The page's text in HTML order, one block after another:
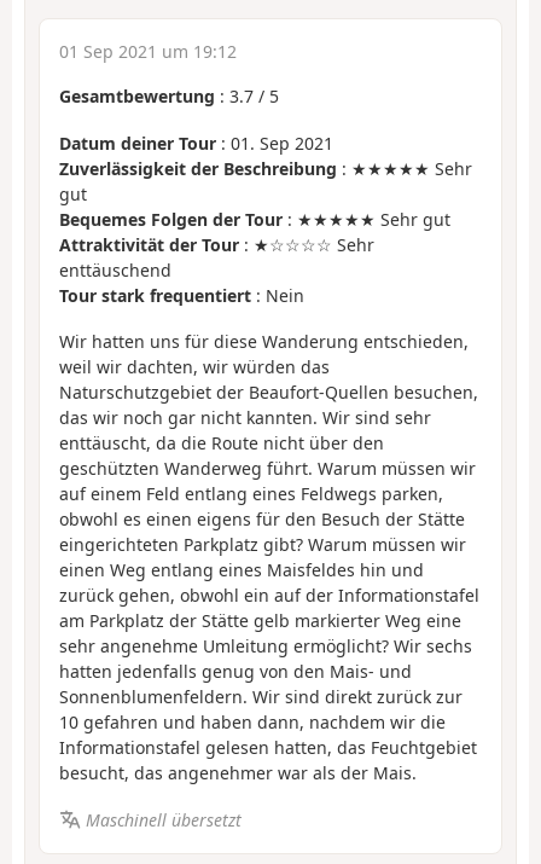
01 Sep 2021 um 19:12
Gesamtbewertung : 3.7 / 5
Datum deiner Tour : 01. Sep 2021
Zuverlässigkeit der Beschreibung : ★★★★★ Sehr
gut
Bequemes Folgen der Tour : ★★★★★ Sehr gut
Attraktivität der Tour : ★☆☆☆☆ Sehr
enttäuschend
Tour stark frequentiert : Nein
Wir hatten uns für diese Wanderung entschieden,
weil wir dachten, wir würden das
Naturschutzgebiet der Beaufort-Quellen besuchen,
das wir noch gar nicht kannten. Wir sind sehr
enttäuscht, da die Route nicht über den
geschützten Wanderweg führt. Warum müssen wir
auf einem Feld entlang eines Feldwegs parken,
obwohl es einen eigens für den Besuch der Stätte
eingerichteten Parkplatz gibt? Warum müssen wir
einen Weg entlang eines Maisfeldes hin und
zurück gehen, obwohl ein auf der Informationstafel
am Parkplatz der Stätte gelb markierter Weg eine
sehr angenehme Umleitung ermöglicht? Wir sechs
hatten jedenfalls genug von den Mais- und
Sonnenblumenfeldern. Wir sind direkt zurück zur
10 gefahren und haben dann, nachdem wir die
Informationstafel gelesen hatten, das Feuchtgebiet
besucht, das angenehmer war als der Mais.
Maschinell übersetzt